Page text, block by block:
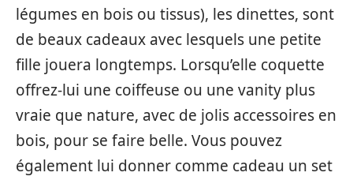
légumes en bois ou tissus), les dinettes, sont
de beaux cadeaux avec lesquels une petite
fille jouera longtemps. Lorsqu’elle coquette
offrez-lui une coiffeuse ou une vanity plus
vraie que nature, avec de jolis accessoires en
bois, pour se faire belle. Vous pouvez
également lui donner comme cadeau un set